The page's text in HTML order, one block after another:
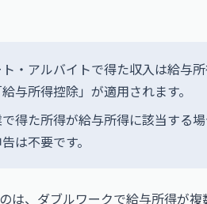
・アルバイトで得た収入は給与
与所得控除」が適用されます。
得た所得が給与所得に該当する
は不要です。
は、ダブルワークで給与所得が